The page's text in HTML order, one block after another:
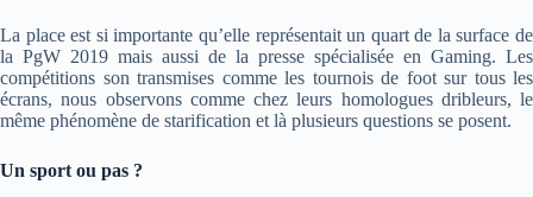
La place est si importante qu’elle représentait un quart de la surface de
la PgW 2019 mais aussi de la presse spécialisée en Gaming. Les
compétitions son transmises comme les tournois de foot sur tous les
écrans, nous observons comme chez leurs homologues dribleurs, le
même phénomène de starification et là plusieurs questions se posent.
Un sport ou pas ?